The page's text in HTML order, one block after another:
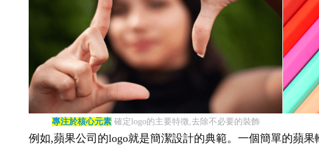
專注於核心元素確定logo的主要特徵,去除不必要的裝飾
例如,蘋果公司的logo就是簡潔設計的典範。一個簡單的蘋